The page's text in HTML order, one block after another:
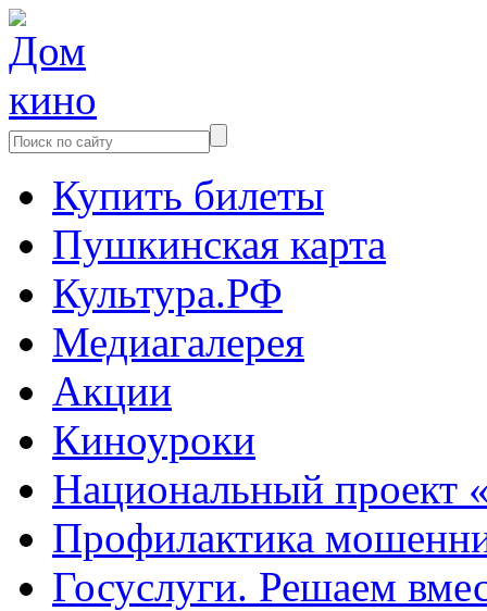
Купить билеты
Пушкинская карта
Культура.РФ
Медиагалерея
Акции
Киноуроки
Национальный проект
Профилактика
Госуслуги. Решаем